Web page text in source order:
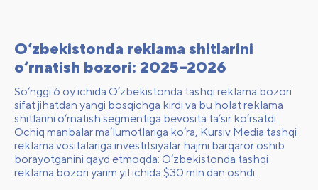
O‘zbekistonda reklama shitlarini
o‘rnatish bozori: 2025–2026
So‘nggi 6 oy ichida O‘zbekistonda tashqi reklama bozori
sifat jihatdan yangi bosqichga kirdi va bu holat reklama
shitlarini o‘rnatish segmentiga bevosita ta’sir ko‘rsatdi.
Ochiq manbalar ma’lumotlariga ko‘ra, Kursiv Media tashqi
reklama vositalariga investitsiyalar hajmi barqaror oshib
borayotganini qayd etmoqda: O‘zbekistonda tashqi
reklama bozori yarim yil ichida $30 mln.dan oshdi.